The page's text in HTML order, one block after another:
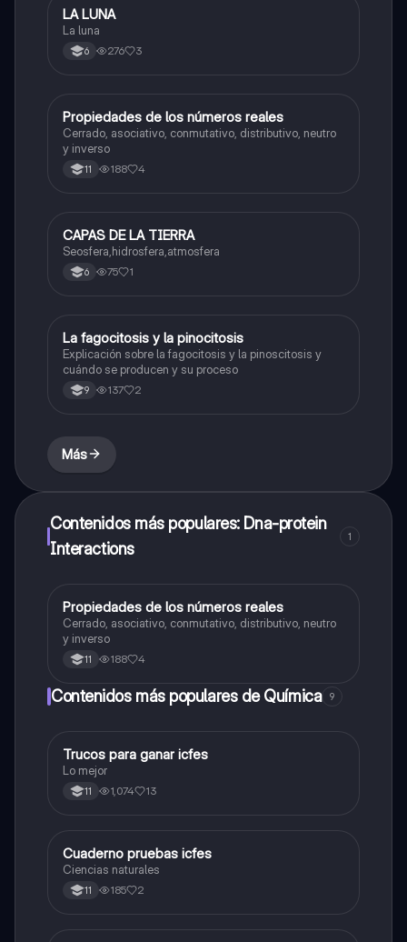
Biologia
LA LUNA
La luna
6 276 3
Biologia
Propiedades de los números reales
Cerrado, asociativo, conmutativo, distributivo, neutro
y inverso
11 188 4
Biologia
CAPAS DE LA TIERRA
Seosfera,hidrosfera,atmosfera
6 75 1
Biologia
La fagocitosis y la pinocitosis
Explicación sobre la fagocitosis y la pinoscitosis y
cuándo se producen y su proceso
9 137 2
Más
Contenidos más populares: Dna-protein
Interactions
1
Biologia
Propiedades de los números reales
Cerrado, asociativo, conmutativo, distributivo, neutro
y inverso
11 188 4
Contenidos más populares de Química 9
Química
Trucos para ganar icfes
Lo mejor
11 1,074 13
Biologia
Cuaderno pruebas icfes
Ciencias naturales
11 185 2